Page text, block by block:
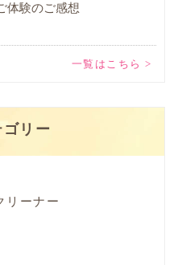
体験のご感想
一覧はこちら >
ゴリー
リーナー